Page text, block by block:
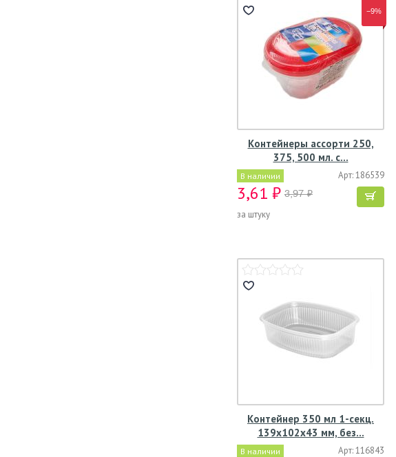
−9%
Контейнеры ассорти 250,
375, 500 мл. с…
В наличии Арт: 186539
3,61 ₽ 3,97 ₽
за штуку
Контейнер 350 мл 1-секц.
139х102х43 мм, без…
В наличии Арт: 116843